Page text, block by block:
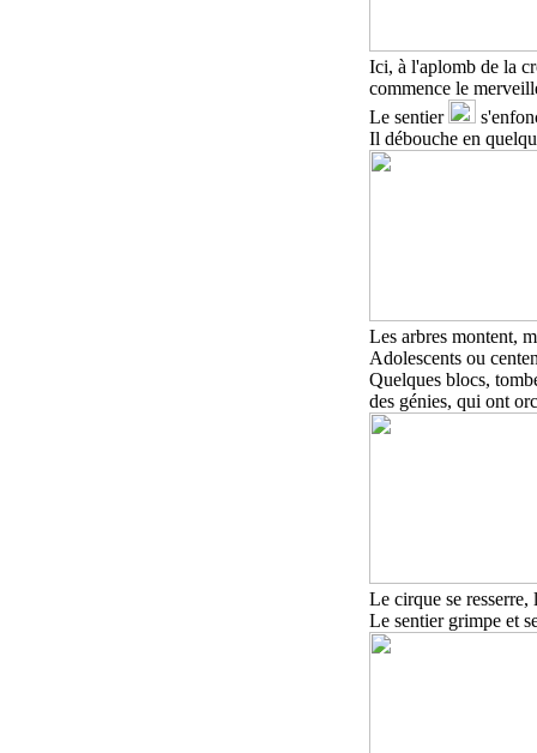
Ici, à l'aplomb de la
commence le
Le sentier
Il débouche en
Les arbres montent,
Adolescents ou
Quelques blocs,
des génies, qui ont
Le cirque se resserre,
Le sentier grimpe et